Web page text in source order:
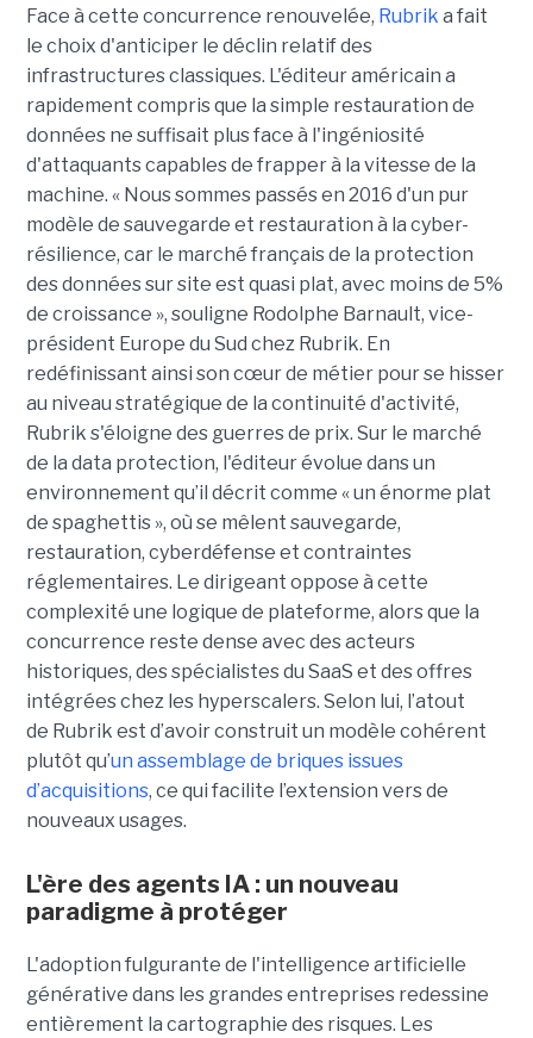
Face à cette concurrence renouvelée, Rubrik a fait
le choix d'anticiper le déclin relatif des
infrastructures classiques. L'éditeur américain a
rapidement compris que la simple restauration de
données ne suffisait plus face à l'ingéniosité
d'attaquants capables de frapper à la vitesse de la
machine. « Nous sommes passés en 2016 d'un pur
modèle de sauvegarde et restauration à la cyber-
résilience, car le marché français de la protection
des données sur site est quasi plat, avec moins de 5%
de croissance », souligne Rodolphe Barnault, vice-
président Europe du Sud chez Rubrik. En
redéfinissant ainsi son cœur de métier pour se hisser
au niveau stratégique de la continuité d'activité,
Rubrik s'éloigne des guerres de prix. Sur le marché
de la data protection, l'éditeur évolue dans un
environnement qu’il décrit comme « un énorme plat
de spaghettis », où se mêlent sauvegarde,
restauration, cyberdéfense et contraintes
réglementaires. Le dirigeant oppose à cette
complexité une logique de plateforme, alors que la
concurrence reste dense avec des acteurs
historiques, des spécialistes du SaaS et des offres
intégrées chez les hyperscalers. Selon lui, l’atout
de Rubrik est d’avoir construit un modèle cohérent
plutôt qu’un assemblage de briques issues
d’acquisitions, ce qui facilite l’extension vers de
nouveaux usages.
L'ère des agents IA : un nouveau
paradigme à protéger
L'adoption fulgurante de l'intelligence artificielle
générative dans les grandes entreprises redessine
entièrement la cartographie des risques. Les